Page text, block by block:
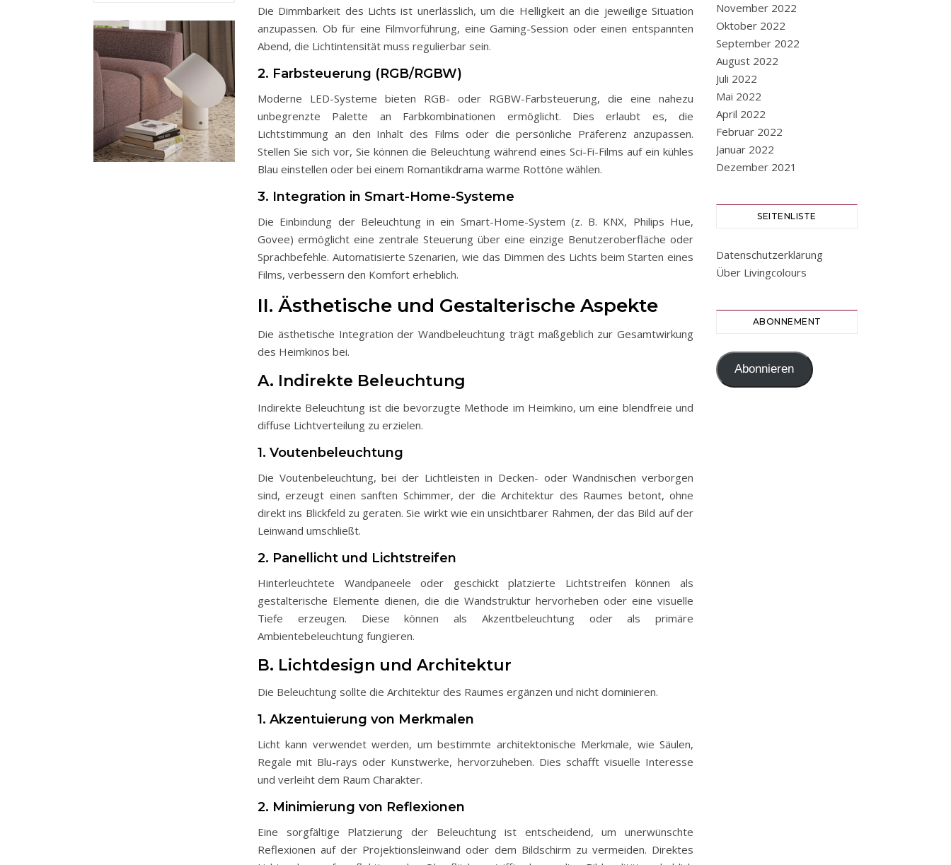
Die Dimmbarkeit des Lichts ist unerlässlich, um die Helligkeit an die jeweilige Situation
anzupassen. Ob für eine Filmvorführung, eine Gaming-Session oder einen entspannten
Abend, die Lichtintensität muss regulierbar sein.
2. Farbsteuerung (RGB/RGBW)
Moderne LED-Systeme bieten RGB- oder RGBW-Farbsteuerung, die eine nahezu
unbegrenzte Palette an Farbkombinationen ermöglicht. Dies erlaubt es, die
Lichtstimmung an den Inhalt des Films oder die persönliche Präferenz anzupassen.
Stellen Sie sich vor, Sie können die Beleuchtung während eines Sci-Fi-Films auf ein kühles
Blau einstellen oder bei einem Romantikdrama warme Rottöne wählen.
3. Integration in Smart-Home-Systeme
Die Einbindung der Beleuchtung in ein Smart-Home-System (z. B. KNX, Philips Hue,
Govee) ermöglicht eine zentrale Steuerung über eine einzige Benutzeroberfläche oder
Sprachbefehle. Automatisierte Szenarien, wie das Dimmen des Lichts beim Starten eines
Films, verbessern den Komfort erheblich.
II. Ästhetische und Gestalterische Aspekte
Die ästhetische Integration der Wandbeleuchtung trägt maßgeblich zur Gesamtwirkung
des Heimkinos bei.
A. Indirekte Beleuchtung
Indirekte Beleuchtung ist die bevorzugte Methode im Heimkino, um eine blendfreie und
diffuse Lichtverteilung zu erzielen.
1. Voutenbeleuchtung
Die Voutenbeleuchtung, bei der Lichtleisten in Decken- oder Wandnischen verborgen
sind, erzeugt einen sanften Schimmer, der die Architektur des Raumes betont, ohne
direkt ins Blickfeld zu geraten. Sie wirkt wie ein unsichtbarer Rahmen, der das Bild auf der
Leinwand umschließt.
2. Panellicht und Lichtstreifen
Hinterleuchtete Wandpaneele oder geschickt platzierte Lichtstreifen können als
gestalterische Elemente dienen, die die Wandstruktur hervorheben oder eine visuelle
Tiefe erzeugen. Diese können als Akzentbeleuchtung oder als primäre
Ambientebeleuchtung fungieren.
B. Lichtdesign und Architektur
Die Beleuchtung sollte die Architektur des Raumes ergänzen und nicht dominieren.
1. Akzentuierung von Merkmalen
Licht kann verwendet werden, um bestimmte architektonische Merkmale, wie Säulen,
Regale mit Blu-rays oder Kunstwerke, hervorzuheben. Dies schafft visuelle Interesse
und verleiht dem Raum Charakter.
2. Minimierung von Reflexionen
Eine sorgfältige Platzierung der Beleuchtung ist entscheidend, um unerwünschte
Reflexionen auf der Projektionsleinwand oder dem Bildschirm zu vermeiden. Direktes
November 2022
Oktober 2022
September 2022
August 2022
Juli 2022
Mai 2022
April 2022
Februar 2022
Januar 2022
Dezember 2021
SEITENLISTE
Datenschutzerklärung
Über Livingcolours
ABONNEMENT
Abonnieren